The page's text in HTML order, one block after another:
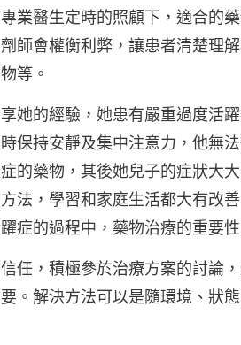
業醫生定時的照顧下，適合的
師會權衡利弊，讓患者清楚理
等。
她的經驗，她患有嚴重過度活
保持安靜及集中注意力，他無
的藥物，其後她兒子的症狀大
法，學習和家庭生活都大有改
症的過程中，藥物治療的重要性
任，積極參於治療方案的討論
。解決方法可以是隨環境、狀